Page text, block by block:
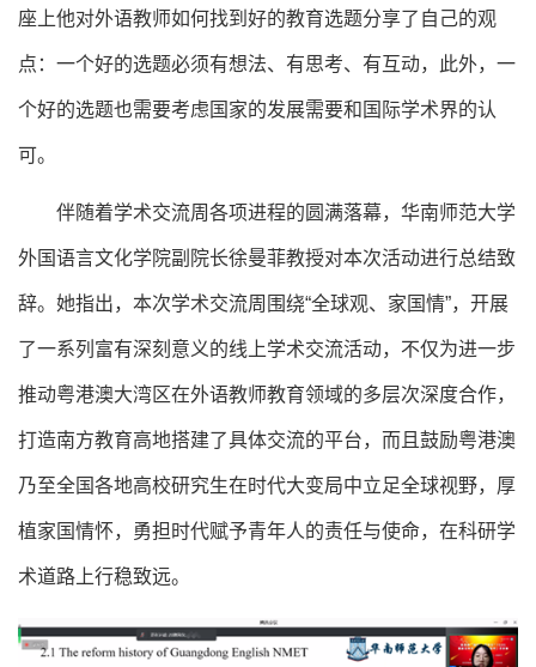
座上他对外语教师如何找到好的教育选题分享了自己的观
点：一个好的选题必须有想法、有思考、有互动，此外，一
个好的选题也需要考虑国家的发展需要和国际学术界的认
可。
伴随着学术交流周各项进程的圆满落幕，华南师范大学
外国语言文化学院副院长徐曼菲教授对本次活动进行总结致
辞。她指出，本次学术交流周围绕“全球观、家国情”，开展
了一系列富有深刻意义的线上学术交流活动，不仅为进一步
推动粤港澳大湾区在外语教师教育领域的多层次深度合作，
打造南方教育高地搭建了具体交流的平台，而且鼓励粤港澳
乃至全国各地高校研究生在时代大变局中立足全球视野，厚
植家国情怀，勇担时代赋予青年人的责任与使命，在科研学
术道路上行稳致远。